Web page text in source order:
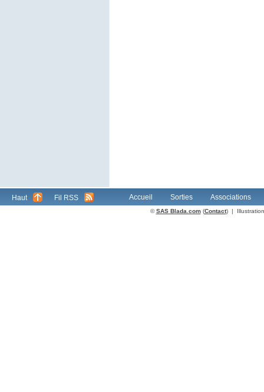
Haut Fil RSS Accueil Sorties Associations
©SAS Blada.com(Contact) |